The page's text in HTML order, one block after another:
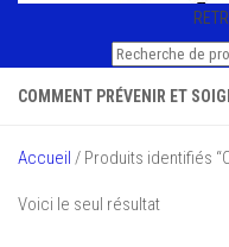
Recherche
COMMENT PRÉVENIR ET
Accueil / Produits identifiés
Voici le seul résultat